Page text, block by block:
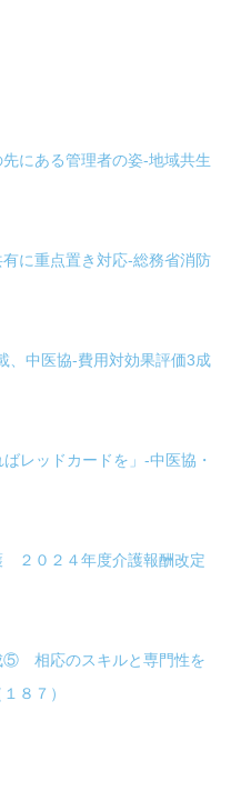
にある管理者の姿-地域共生
に重点置き対応-総務省消防
、中医協-費用対効果評価3成
レッドカードを」-中医協・
２０２４年度介護報酬改定
⑤ 相応のスキルと専門性を
８７）